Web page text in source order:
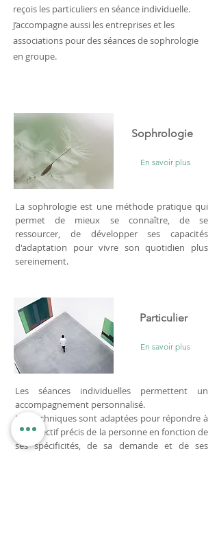
reçois les particuliers en séance individuelle.
J’accompagne aussi lesentreprises et les
associations pour des séances de sophrologie
en groupe.
Sophrologie
En savoir plus
La sophrologie est une méthode pratique qui
permet de mieux se connaître, de se
ressourcer, de développer ses capacités
d'adaptation pour vivre son quotidien plus
sereinement.
Particulier
En savoir plus
Les séances individuelles permettent un
accompagnement personnalisé.
Les techniques sont adaptées pour répondre à
un objectif précis de la personne en fonction de
ses spécificités, de sa demande et de ses